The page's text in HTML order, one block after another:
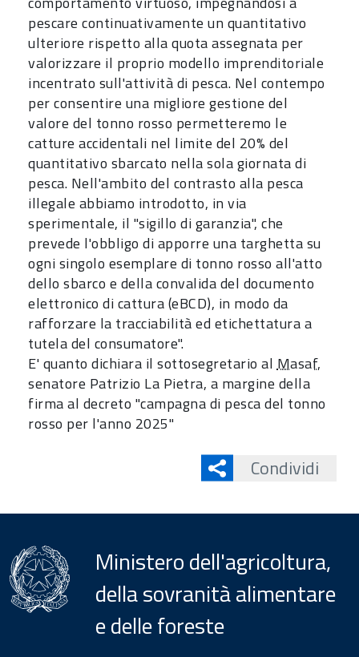
pescare continuativamente un quantitativo
ulteriore rispetto alla quota assegnata per
valorizzare il proprio modello imprenditoriale
incentrato sull'attività di pesca. Nel contempo
per consentire una migliore gestione del
valore del tonno rosso permetteremo le
catture accidentali nel limite del 20% del
quantitativo sbarcato nella sola giornata di
pesca. Nell'ambito del contrasto alla pesca
illegale abbiamo introdotto, in via
sperimentale, il "sigillo di garanzia", che
prevede l'obbligo di apporre una targhetta su
ogni singolo esemplare di tonno rosso all'atto
dello sbarco e della convalida del documento
elettronico di cattura (eBCD), in modo da
rafforzare la tracciabilità ed etichettatura a
tutela del consumatore".
E' quanto dichiara il sottosegretario alMasaf,
senatore Patrizio La Pietra, a margine della
firma al decreto "campagna di pesca del tonno
rosso per l'anno 2025"
Condividi
Ministero dell'agricoltura,
della sovranità alimentare
e delle foreste